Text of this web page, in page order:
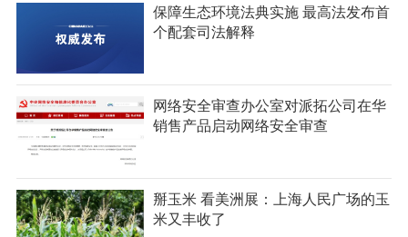
保障生态环境法典实施 最高法发布首
个配套司法解释
网络安全审查办公室对派拓公司在华
销售产品启动网络安全审查
掰玉米 看美洲展：上海人民广场的玉
米又丰收了